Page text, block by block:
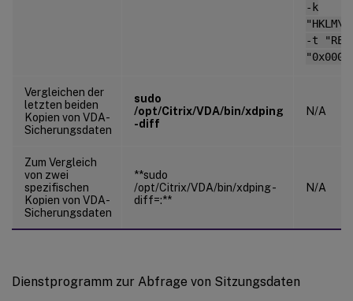
-k
-t
Vergleichen der
letzten beiden
Kopien von VDA-
Sicherungsdaten
sudo
/opt/Citrix/VDA/bin/xdping
-diff
N/A
Zum Vergleich
von zwei
spezifischen
Kopien von VDA-
Sicherungsdaten
**sudo
/opt/Citrix/VDA/bin/xdping -
diff=:**
N/A
Dienstprogramm zur Abfrage von Sitzungsdaten